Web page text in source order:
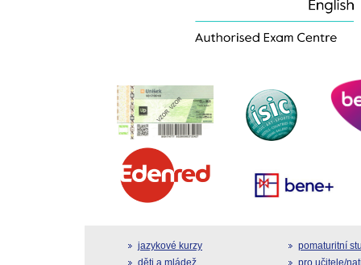
jazykové kurzy
pomaturitní